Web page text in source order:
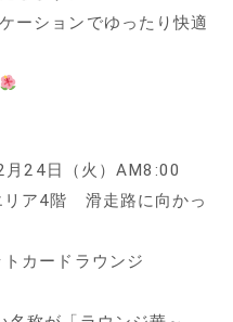
ーションでゆったり快適
24日（火）AM8:00
階 滑走路に向かっ
ドラウンジ